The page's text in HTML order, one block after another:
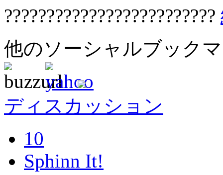
?????????????????????????
他のソーシャルブック
ディスカッション
10
Sphinn It!